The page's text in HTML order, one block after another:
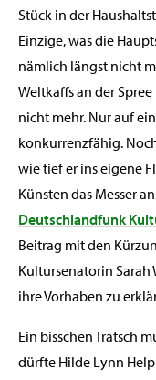
Stück in der
Einzige, was die
nämlich längst nicht
Weltkaffs an der
nicht mehr. Nur auf
konkurrenzfähig.
wie tief er ins eigene
Künsten das Messer
Deutschlandfunk
Beitrag mit den
Kultursenatorin Sarah
ihre Vorhaben zu
Ein bisschen Tratsch
dürfte Hilde Lynn